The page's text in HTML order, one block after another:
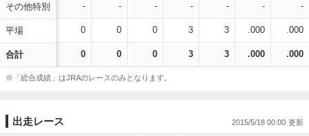
その他特別
平場
合計
- - - - - - -
0 0 0 3 3 .000 .000
0 0 0 3 3 .000 .000
※「総合成績」はJRAのレースのみとなります。
出走レース 2015/5/18 00:00